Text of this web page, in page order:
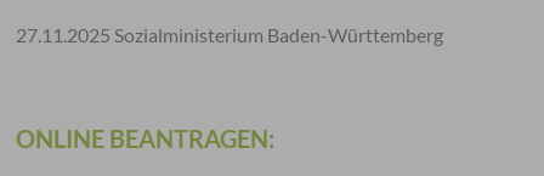
27.11.2025 Sozialministerium Baden-Württemberg
ONLINE BEANTRAGEN: